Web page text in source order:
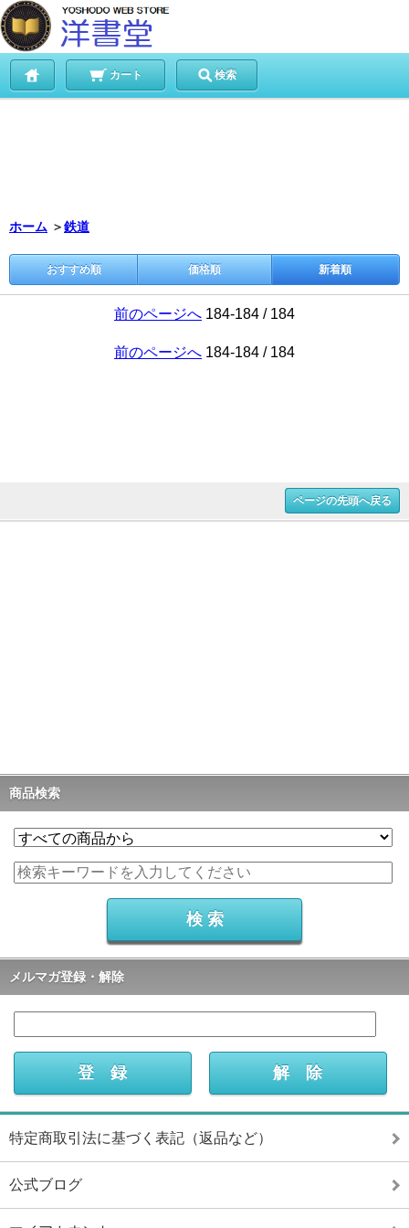
カート 検索
ホーム ＞鉄道
おすすめ順 価格順 新着順
前のページへ 184-184 / 184
前のページへ 184-184 / 184
ページの先頭へ戻る
商品検索
メルマガ登録・解除
特定商取引法に基づく表記（返品など）
公式ブログ